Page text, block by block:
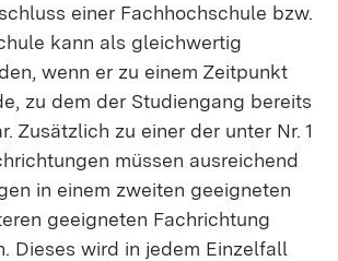
einer Fachhochschule bzw.
kann als gleichwertig
wenn er zu einem Zeitpunkt
zu dem der Studiengang bereits
Zusätzlich zu einer der unter Nr. 1
müssen ausreichend
in einem zweiten geeigneten
geeigneten Fachrichtung
Dieses wird in jedem Einzelfall